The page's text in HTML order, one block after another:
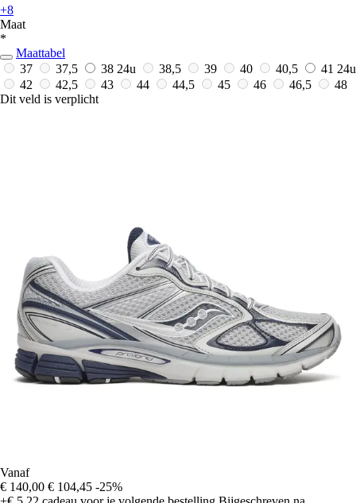
+8
Maat
*
Maattabel
37
37,5 38 24u 38,5 39 40 40,5 41 24u
42
42,5 43 44 44,5 45 46 46,5
48
Dit veld is verplicht
Vanaf
€ 140,00 € 104,45 -25%